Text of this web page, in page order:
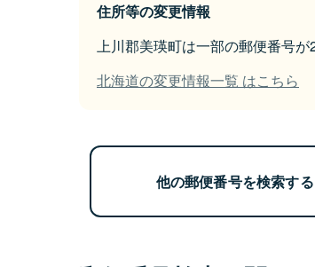
住所等の変更情報
上川郡美瑛町は一部の郵便番号
北海道の変更情報一覧 はこちら
他の郵便番号を検索する